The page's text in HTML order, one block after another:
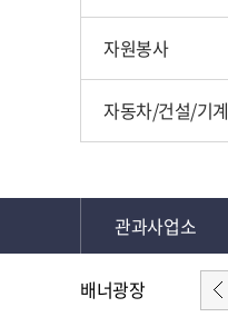
자원봉사
자동차/건설/기계
관과사업소
배너광장